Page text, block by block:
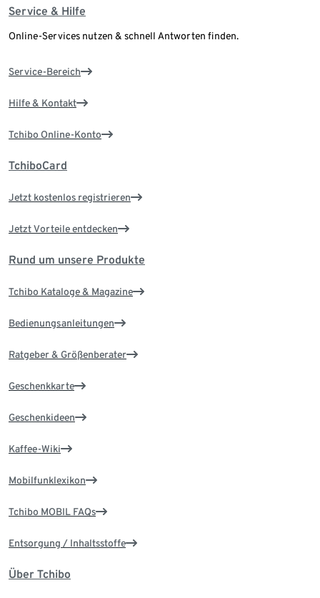
Service & Hilfe
Online-Services nutzen & schnell Antworten finden.
Service-Bereich
Hilfe & Kontakt
Tchibo Online-Konto
TchiboCard
Jetzt kostenlos registrieren
Jetzt Vorteile entdecken
Rund um unsere Produkte
Tchibo Kataloge & Magazine
Bedienungsanleitungen
Ratgeber & Größenberater
Geschenkkarte
Geschenkideen
Kaffee-Wiki
Mobilfunklexikon
Tchibo MOBIL FAQs
Entsorgung / Inhaltsstoffe
Über Tchibo